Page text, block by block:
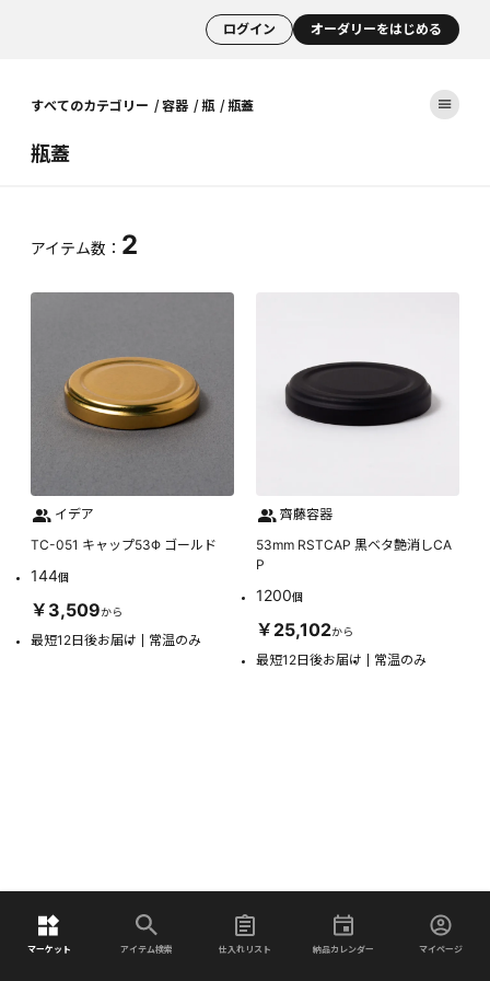
ログイン オーダリーをはじめる
マーケット アイテム検索 仕入れリスト 納品カレンダー マイページ
すべてのカテゴリー 容器 瓶 瓶蓋
瓶蓋
アイテム数： 2
イデア
TC-051 キャップ53Φ ゴールド
144個
￥3,509から
最短12日後お届け 常温のみ
齊藤容器
53mm RSTCAP 黒ベタ艶消しCA
P
1200個
￥25,102から
最短12日後お届け 常温のみ